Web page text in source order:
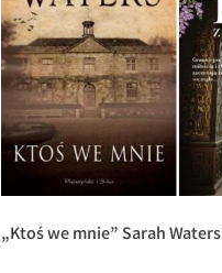
„Ktoś we mnie” Sarah Waters